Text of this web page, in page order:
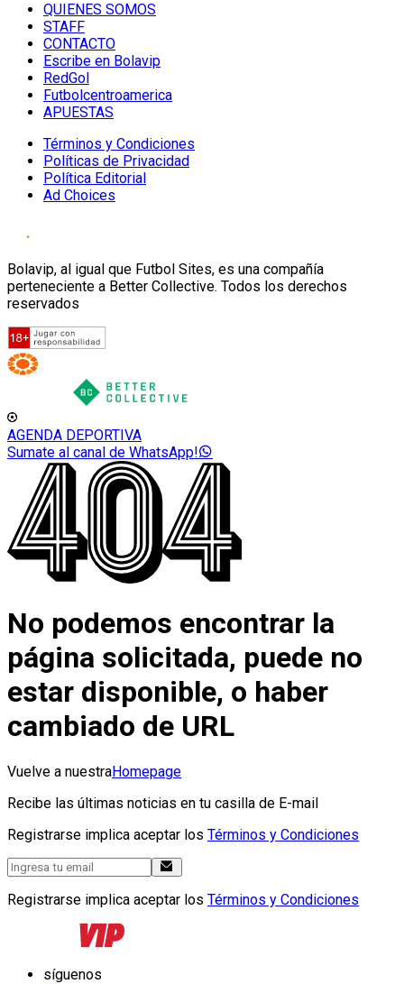
QUIENES SOMOS
STAFF
CONTACTO
Escribe en Bolavip
RedGol
Futbolcentroamerica
APUESTAS
Términos y Condiciones
Políticas de Privacidad
Política Editorial
Ad Choices
Bolavip, al igual que Futbol Sites, es una compañía
perteneciente a Better Collective. Todos los derechos
reservados
AGENDA DEPORTIVA
Sumate al canal de WhatsApp!
No podemos encontrar la
página solicitada, puede no
estar disponible, o haber
cambiado de URL
Vuelve a nuestraHomepage
Recibe las últimas noticias en tu casilla de E-mail
Registrarse implica aceptar los Términos y Condiciones
Registrarse implica aceptar los Términos y Condiciones
síguenos